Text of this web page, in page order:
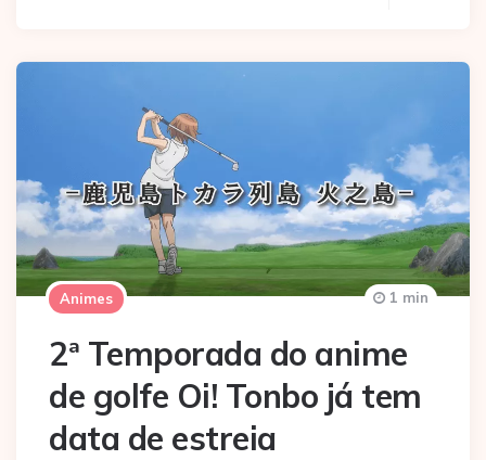
Animes
2ª Temporada do anime
de golfe Oi! Tonbo já tem
data de estreia
1 min